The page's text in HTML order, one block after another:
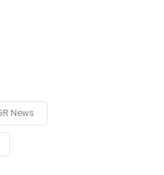
News